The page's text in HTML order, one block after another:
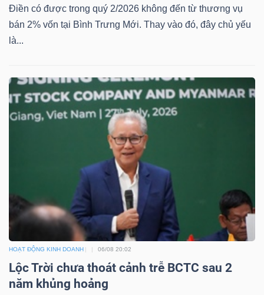
Điền có được trong quý 2/2026 không đến từ thương vụ
bán 2% vốn tại Bình Trưng Mới. Thay vào đó, đây chủ yếu
là...
HOẠT ĐỘNG KINH DOANH 06/08 20:02
Lộc Trời chưa thoát cảnh trễ BCTC sau 2
năm khủng hoảng